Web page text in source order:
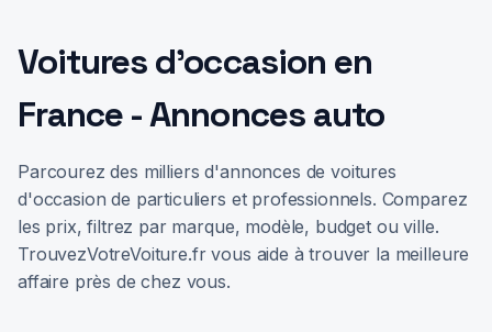
Voitures d'occasion en
France - Annonces auto
Parcourez des milliers d'annonces de voitures
d'occasion de particuliers et professionnels. Comparez
les prix, filtrez par marque, modèle, budget ou ville.
TrouvezVotreVoiture.fr vous aide à trouver la meilleure
affaire près de chez vous.